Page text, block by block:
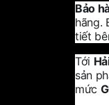
Bảo
hãng.
tiết
Tới
sản
mức